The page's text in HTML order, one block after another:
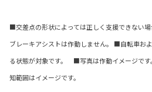
■交差点の形状によっては正しく支援できない
ブレーキアシストは作動しません。 ■自転車お
る状態が対象です。 ■写真は作動イメージで
知範囲はイメージです。